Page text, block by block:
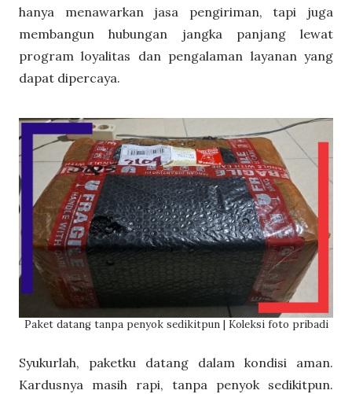
hanya menawarkan jasa pengiriman, tapi juga
membangun hubungan jangka panjang lewat
program loyalitas dan pengalaman layanan yang
dapat dipercaya.
Paket datang tanpa penyok sedikitpun | Koleksi foto pribadi
Syukurlah, paketku datang dalam kondisi aman.
Kardusnya masih rapi, tanpa penyok sedikitpun.